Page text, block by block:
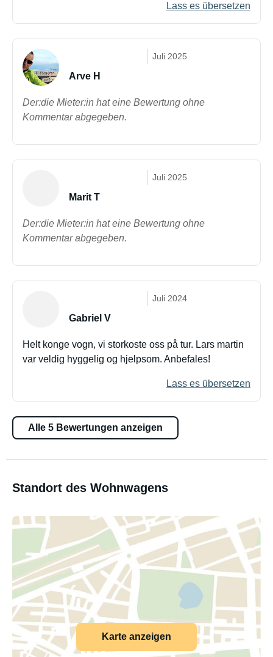
Lass es übersetzen
Juli 2025
Arve H
Der:die Mieter:in hat eine Bewertung ohne
Kommentar abgegeben.
Juli 2025
Marit T
Der:die Mieter:in hat eine Bewertung ohne
Kommentar abgegeben.
Juli 2024
Gabriel V
Helt konge vogn, vi storkoste oss på tur. Lars martin
var veldig hyggelig og hjelpsom. Anbefales!
Lass es übersetzen
Alle 5 Bewertungen anzeigen
Standort des Wohnwagens
Karte anzeigen